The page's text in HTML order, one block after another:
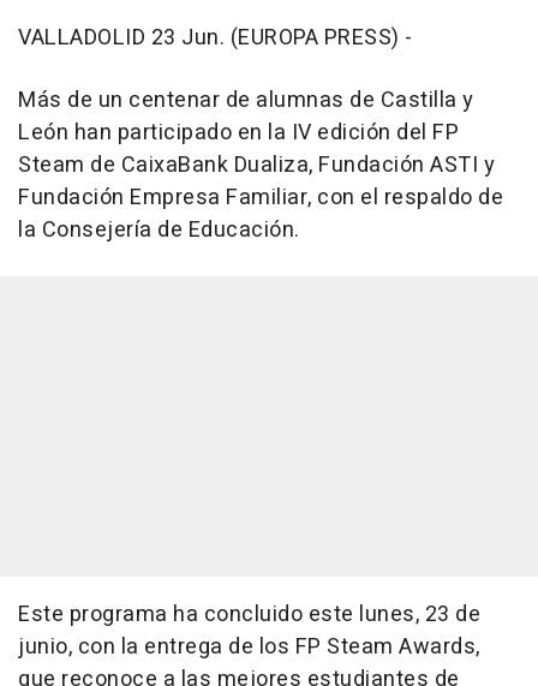
VALLADOLID 23 Jun. (EUROPA PRESS) -
Más de un centenar de alumnas de Castilla y
León han participado en la IV edición del FP
Steam de CaixaBank Dualiza, Fundación ASTI y
Fundación Empresa Familiar, con el respaldo de
la Consejería de Educación.
Este programa ha concluido este lunes, 23 de
junio, con la entrega de los FP Steam Awards,
que reconoce a las mejores estudiantes de